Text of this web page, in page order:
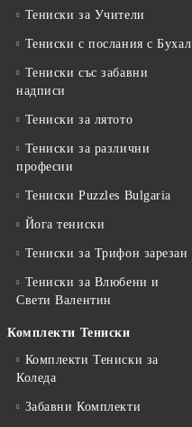
Тениски за Учители
Тениски с послания с Бухал
Тениски със забавни
надписи
Тениски за лятото
Тениски за различни
професии
Тениски Puzzles Bulgaria
Йога тениски
Тениски за Трифон зарезан
Тениски за Влюбени и
Свети Валентин
Комплекти Тениски
Комплекти Тениски за
Коледа
Забавни Комплекти